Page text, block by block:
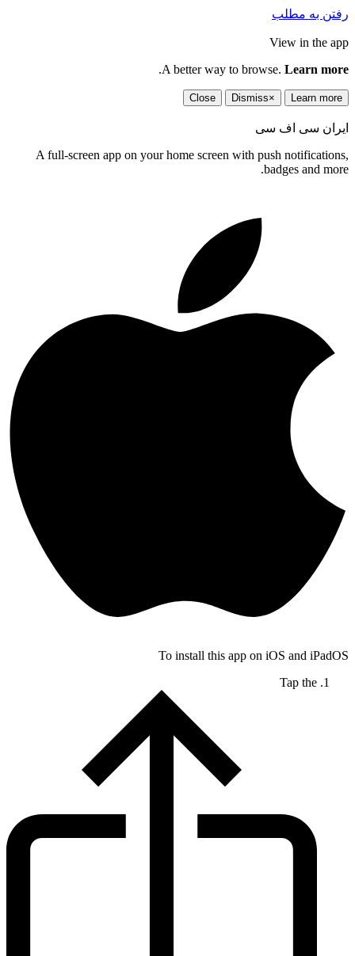
رفتن به مطلب
View in the app
A better way to browse. Learn more
.
Learn more
×
Dismiss
Close
ایران سی اف سی
A full-screen app on your home screen with push notifications,
badges and more.
To install this app on iOS and iPadOS
Tap the